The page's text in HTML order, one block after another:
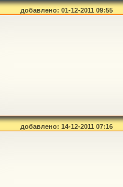
добавлено: 01-12-2011 09:55
добавлено: 14-12-2011 07:16